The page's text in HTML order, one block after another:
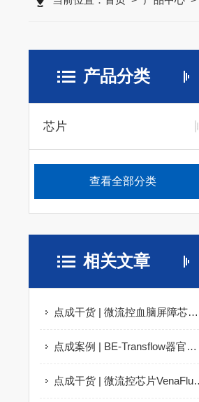
产品分类
芯片
查看全部分类
相关文章
点成干货 | 微流控血脑屏障芯片：打开大脑研究的黑匣子
点成案例 | BE-Transflow器官芯片构建上皮模型用于渗透性研究
点成干货 | 微流控芯片